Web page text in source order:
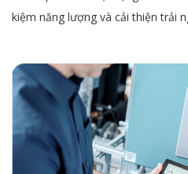
kiệm năng lượng và cải thiện trải